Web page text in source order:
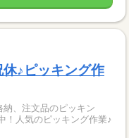
♪ピッキング作
、注文品のピッキン
！人気のピッキング作業♪